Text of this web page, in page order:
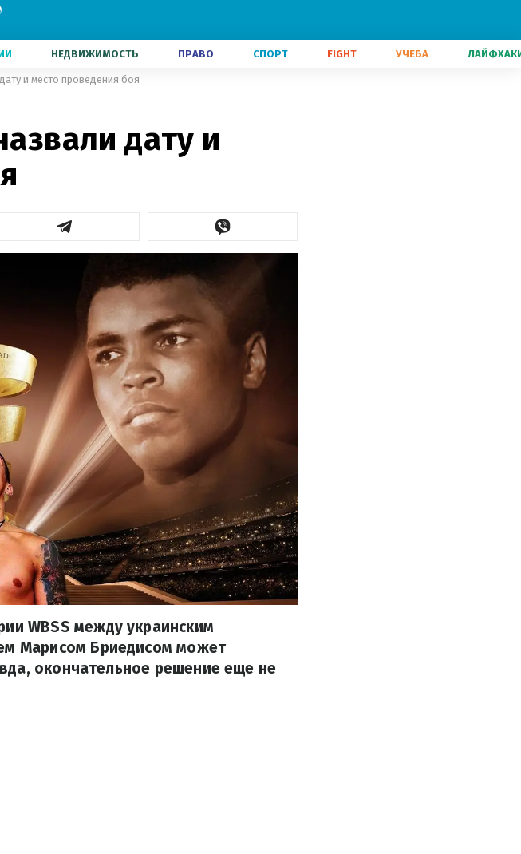
НЕДВИЖИМОСТЬ ПРАВО СПОРТ FIGHT УЧЕБА
и место проведения боя
дату и
WBSS между украинским
Марисом Бриедисом может
окончательное решение еще не